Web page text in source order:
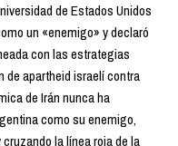
de Estados Unidos
un «enemigo» y declaró
con las estrategias
de apartheid israelí contra
de Irán nunca ha
como su enemigo,
la línea roja de la